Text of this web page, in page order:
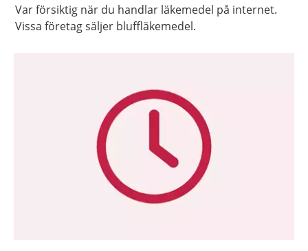
Var försiktig när du handlar läkemedel på internet.
Vissa företag säljer bluffläkemedel.